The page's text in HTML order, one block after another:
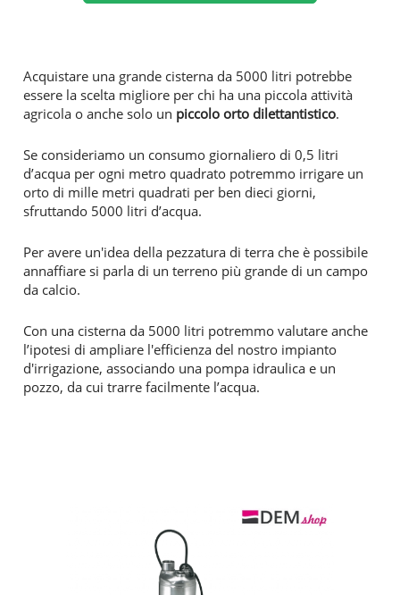
Acquistare una grande cisterna da 5000 litri potrebbe
essere la scelta migliore per chi ha una piccola attività
agricola o anche solo un piccolo orto dilettantistico.
Se consideriamo un consumo giornaliero di 0,5 litri
d’acqua per ogni metro quadrato potremmo irrigare un
orto di mille metri quadrati per ben dieci giorni,
sfruttando 5000 litri d’acqua.
Per avere un'idea della pezzatura di terra che è possibile
annaffiare si parla di un terreno più grande di un campo
da calcio.
Con una cisterna da 5000 litri potremmo valutare anche
l’ipotesi di ampliare l'efficienza del nostro impianto
d'irrigazione, associando una pompa idraulica e un
pozzo, da cui trarre facilmente l’acqua.